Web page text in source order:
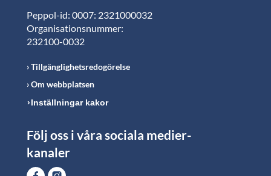
Peppol-id: 0007: 2321000032
Organisationsnummer:
232100-0032
Tillgänglighetsredogörelse
Om webbplatsen
Inställningar kakor
Följ oss i våra sociala medier-
kanaler